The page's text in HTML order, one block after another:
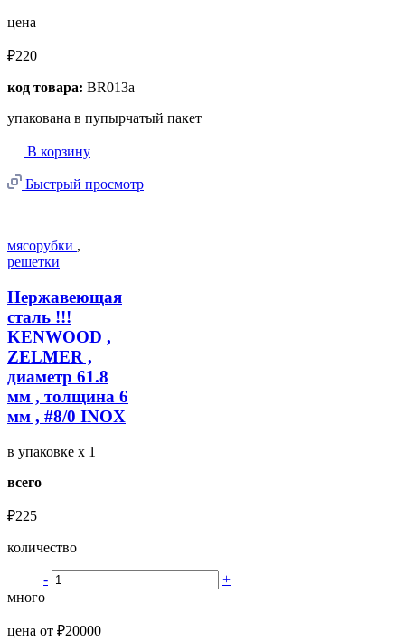
цена
₽220
код товара: BR013a
упакована в пупырчатый пакет
В корзину
Быстрый просмотр
мясорубки ,
решетки
Нержавеющая
сталь !!!
KENWOOD ,
ZELMER ,
диаметр 61.8
мм , толщина 6
мм , #8/0 INOX
в упаковке x 1
всего
₽225
количество
-
+
много
цена от ₽20000